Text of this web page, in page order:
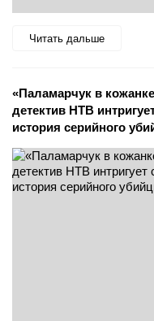
Читать дальше
«Паламарчук в
детектив НТВ
история серийного